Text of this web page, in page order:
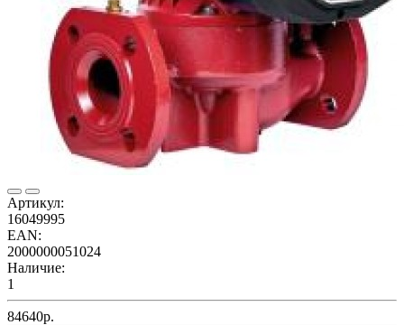
Артикул:
16049995
EAN:
2000000051024
Наличие:
1
84640р.